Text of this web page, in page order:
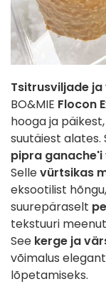
Tsitrusviljade
BO&MIE Flocon
hooga ja
suutäiest alates.
pipra ganache'i
Sellevürtsikas
eksootilist
suurepäraselt
tekstuuri
See kerge ja
võimalus
lõpetamiseks.